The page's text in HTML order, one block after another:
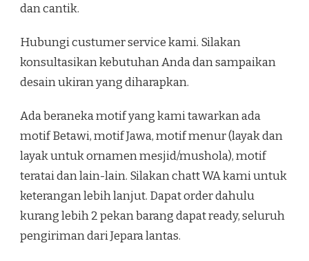
dan cantik.
Hubungi custumer service kami. Silakan
konsultasikan kebutuhan Anda dan sampaikan
desain ukiran yang diharapkan.
Ada beraneka motif yang kami tawarkan ada
motif Betawi, motif Jawa, motif menur (layak dan
layak untuk ornamen mesjid/mushola), motif
teratai dan lain-lain. Silakan chatt WA kami untuk
keterangan lebih lanjut. Dapat order dahulu
kurang lebih 2 pekan barang dapat ready, seluruh
pengiriman dari Jepara lantas.